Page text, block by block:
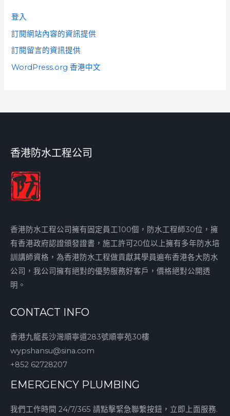
登入
訂閱網站內容的資訊提供
訂閱留言的資訊提供
WordPress.org 香港中文
香港防水工程公司
香港防水工程公司擁有固定員工100個，防水工程師30位，擁
有香港政府認證頒發證書，施工許可20位以上擁有多年防水培
訓講師資格，為香港防水工程做貢獻其學員遍布香港各大防水
公司，我公司擁有絕對的優勢服務好客戶，價格絕對公開透
明。
CONTACT INFO
香港九龍長沙灣順寧道283號順寧苑30樓
wypshansu@sina.com
+852 62728207
EMERGENCY PLUMBING
我們工作時間 24/7/365 請點擊緊急聯繫按鈕，立即上面服務.